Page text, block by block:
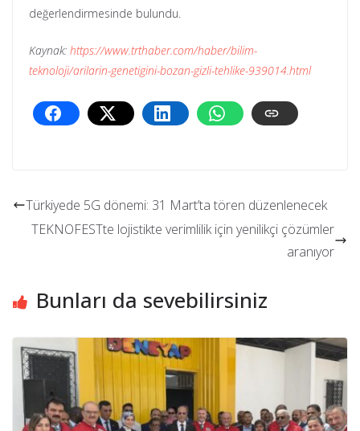
değerlendirmesinde bulundu.
Kaynak: https://www.trthaber.com/haber/bilim-
teknoloji/arilarin-genetigini-bozan-gizli-tehlike-939014.html
Türkiyede 5G dönemi: 31 Mart’ta tören düzenlenecek
TEKNOFESTte lojistikte verimlilik için yenilikçi çözümler
aranıyor
Bunları da sevebilirsiniz